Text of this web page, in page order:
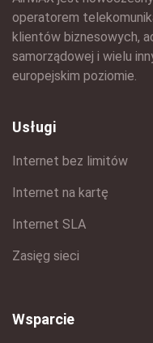
operatorem
klientów biznesowych,
samorządowej i wielu
europejskim poziomie.
Usługi
Internet bez limitów
Internet na kartę
Internet SLA
Zasięg sieci
Wsparcie